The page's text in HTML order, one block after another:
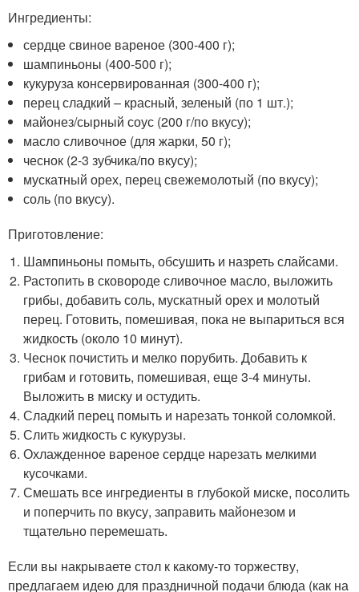
Ингредиенты:
сердце свиное вареное (300-400 г);
шампиньоны (400-500 г);
кукуруза консервированная (300-400 г);
перец сладкий – красный, зеленый (по 1 шт.);
майонез/сырный соус (200 г/по вкусу);
масло сливочное (для жарки, 50 г);
чеснок (2-3 зубчика/по вкусу);
мускатный орех, перец свежемолотый (по вкусу);
соль (по вкусу).
Приготовление:
Шампиньоны помыть, обсушить и назреть слайсами.
Растопить в сковороде сливочное масло, выложить
грибы, добавить соль, мускатный орех и молотый
перец. Готовить, помешивая, пока не выпариться вся
жидкость (около 10 минут).
Чеснок почистить и мелко порубить. Добавить к
грибам и готовить, помешивая, еще 3-4 минуты.
Выложить в миску и остудить.
Сладкий перец помыть и нарезать тонкой соломкой.
Слить жидкость с кукурузы.
Охлажденное вареное сердце нарезать мелкими
кусочками.
Смешать все ингредиенты в глубокой миске, посолить
и поперчить по вкусу, заправить майонезом и
тщательно перемешать.
Если вы накрываете стол к какому-то торжеству,
предлагаем идею для праздничной подачи блюда (как на